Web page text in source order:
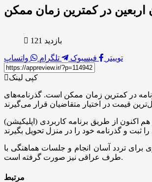
اربعین در کمترین زمان ممکن
بازدید 121
توییتر فیسبوک تلگرام واتساپ
کپی لینک
در کمترین زمان ممکن است. گذرنامه‌های
اکنون از طریق برنامه کاربردی (اپلیکیشن)
برای تردد آسان انجام و جلسات هماهنگی با
طرف عراقی نیز صورت گرفته است.
مرتبط